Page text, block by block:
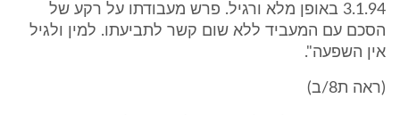
3.1.94 באופן מלא ורגיל. פרש מעבודתו על רקע של
הסכם עם המעביד ללא שום קשר לתביעתו. למין ולגיל
אין השפעה".
(ראה ת8/ב)